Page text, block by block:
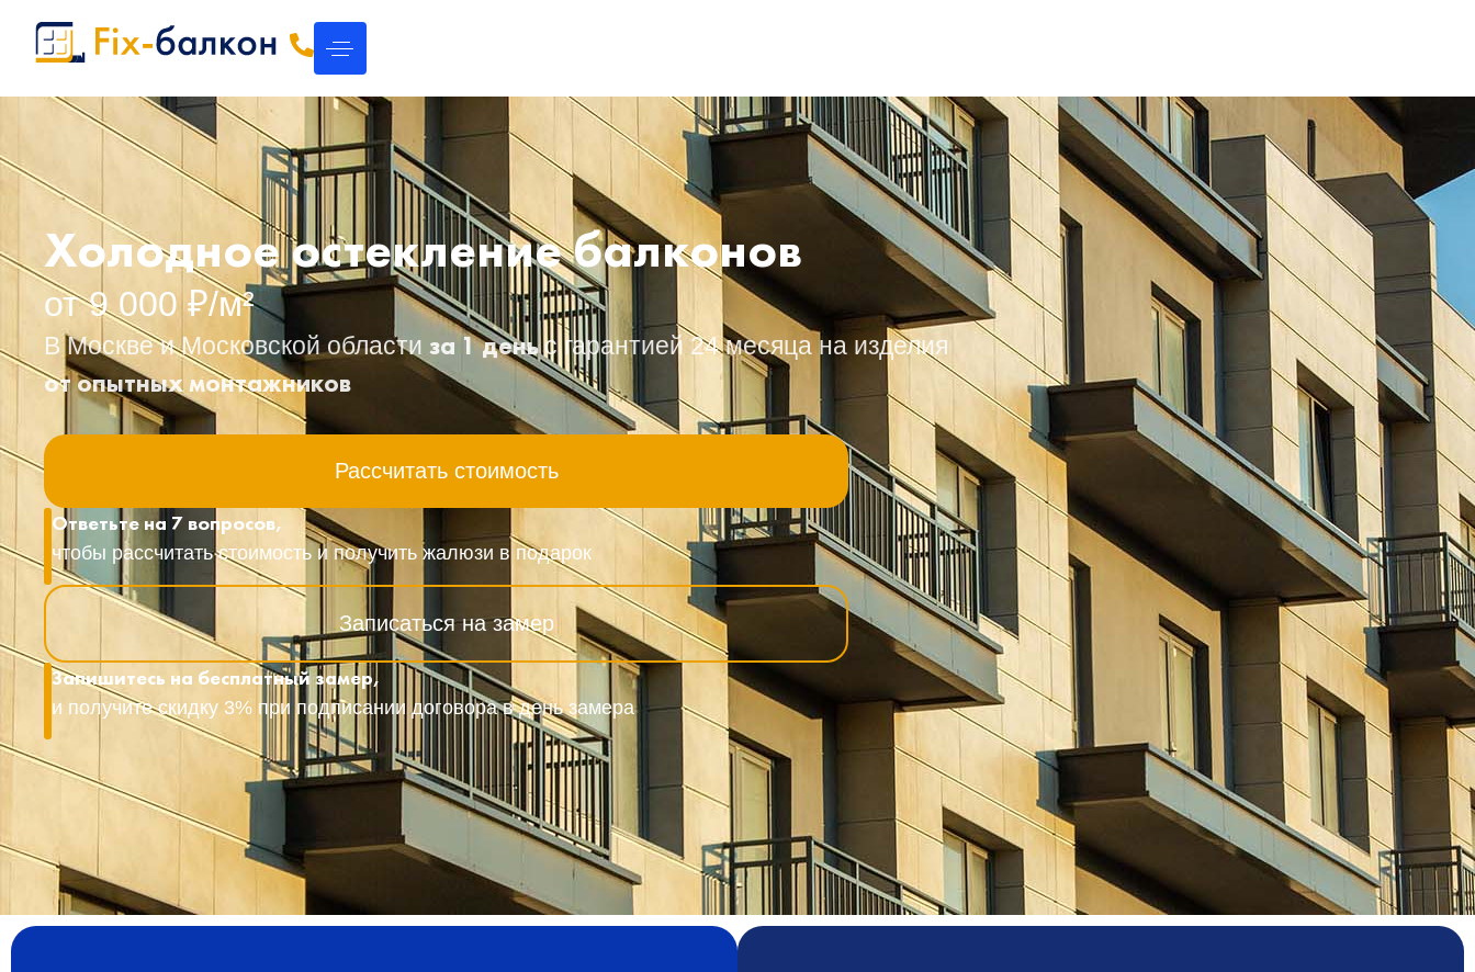
Холодное остекление балконов
от 9 000 ₽/м²
В Москве и Московской области за 1 деньс гарантией 24 месяца на изделия
от опытных монтажников
Рассчитать стоимость
Ответьте на 7 вопросов,
чтобы рассчитать стоимость и получить жалюзи в подарок
Записаться на замер
Запишитесь на бесплатный замер,
и получите скидку 3% при подписании договора в день замера